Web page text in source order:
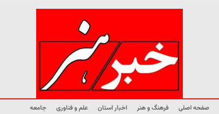
صفحه اصلی فرهنگ و هنر اخبار استان علم و فناوری
جامعه